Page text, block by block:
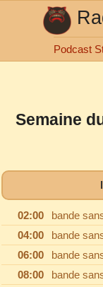
Podcast
Semaine
02:00
bande
04:00
bande
06:00
bande
08:00
bande